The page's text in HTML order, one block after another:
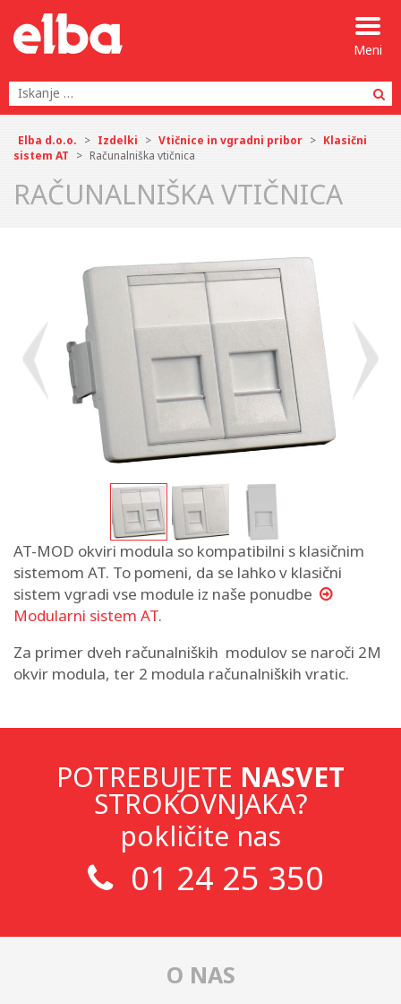
Meni
Elba d.o.o. > Izdelki > Vtičnice in vgradni pribor > Klasični
sistem AT > Računalniška vtičnica
RAČUNALNIŠKA VTIČNICA
AT-MOD okviri modula so kompatibilni s klasičnim
sistemom AT. To pomeni, da se lahko v klasični
sistem vgradi vse module iz naše ponudbe
Modularni sistem AT.
Za primer dveh računalniških modulov se naroči 2M
okvir modula, ter 2 modula računalniških vratic.
POTREBUJETE NASVET
STROKOVNJAKA?
pokličite nas
01 24 25 350
O NAS